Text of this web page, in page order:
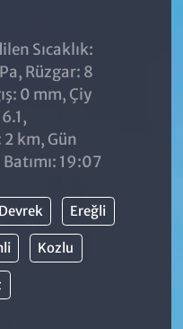
Sıcaklık:
Rüzgar: 8
0 mm, Çiy
2 km, Gün
19:07
Devrek Ereğli
Kozlu